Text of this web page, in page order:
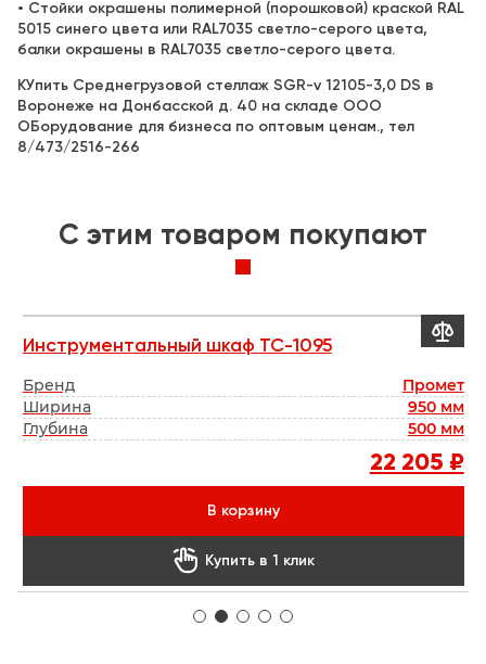
• Стойки окрашены полимерной (порошковой) краской RAL
5015 синего цвета или RAL7035 светло-серого цвета,
балки окрашены в RAL7035 светло-серого цвета.
КУпить Среднегрузовой стеллаж SGR-v 12105-3,0 DS в
Воронеже на Донбасской д. 40 на складе ООО
ОБорудование для бизнеса по оптовым ценам., тел
8/473/2516-266
C этим товаром покупают
Инструментальный шкаф TC-1095
Бренд
Промет
Ширина
950 мм
Глубина
500 мм
22 205 ₽
В корзину
 Купить в 1 клик
